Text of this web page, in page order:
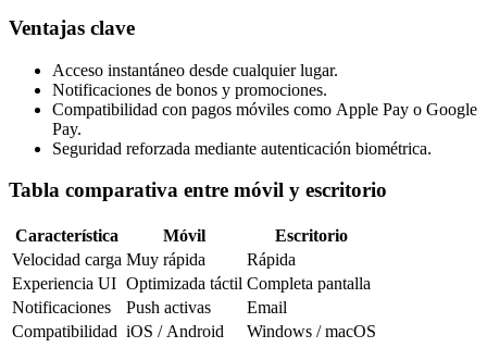
Ventajas clave
Acceso instantáneo desde cualquier lugar.
Notificaciones de bonos y promociones.
Compatibilidad con pagos móviles como Apple Pay o Google
Pay.
Seguridad reforzada mediante autenticación biométrica.
Tabla comparativa entre móvil y escritorio
Característica Móvil
Escritorio
Velocidad carga Muy rápida
Rápida
Experiencia UI Optimizada táctil Completa pantalla
Notificaciones
Push activas
Email
Compatibilidad iOS / Android Windows / macOS